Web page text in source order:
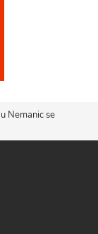
Nemanic se